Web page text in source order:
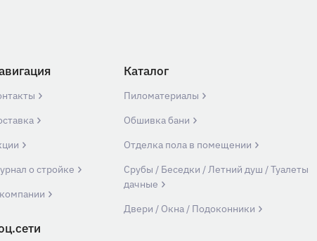
о стройке
Каталог
Пиломатериалы
Обшивка бани
Отделка пола в помещении
Срубы / Беседки / Летний душ / Туалеты
дачные
Двери / Окна / Подоконники